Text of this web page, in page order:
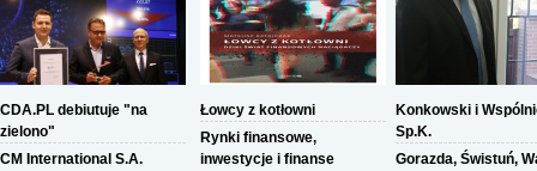
CDA.PL debiutuje "na
zielono"
CM International S.A.
Łowcy z kotłowni
Rynki finansowe,
inwestycje i finanse
Konkowski i
Sp.K.
Gorazda, Świstuń,